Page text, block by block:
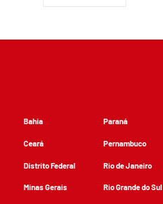
Bahia
Ceará
Distrito Federal
Minas Gerais
Paraná
Pernambuco
Rio de Janeiro
Rio Grande do Sul